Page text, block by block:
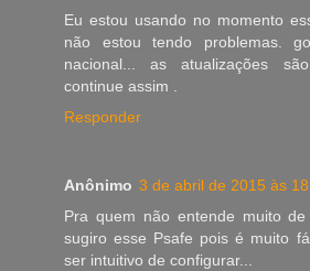
Eu estou usando no momento
não estou tendo problemas.
nacional... as atualizações
continue assim .
Responder
Anônimo 3 de abril de 2015 às
Pra quem não entende muito
sugiro esse Psafe pois é muito
ser intuitivo de configurar...